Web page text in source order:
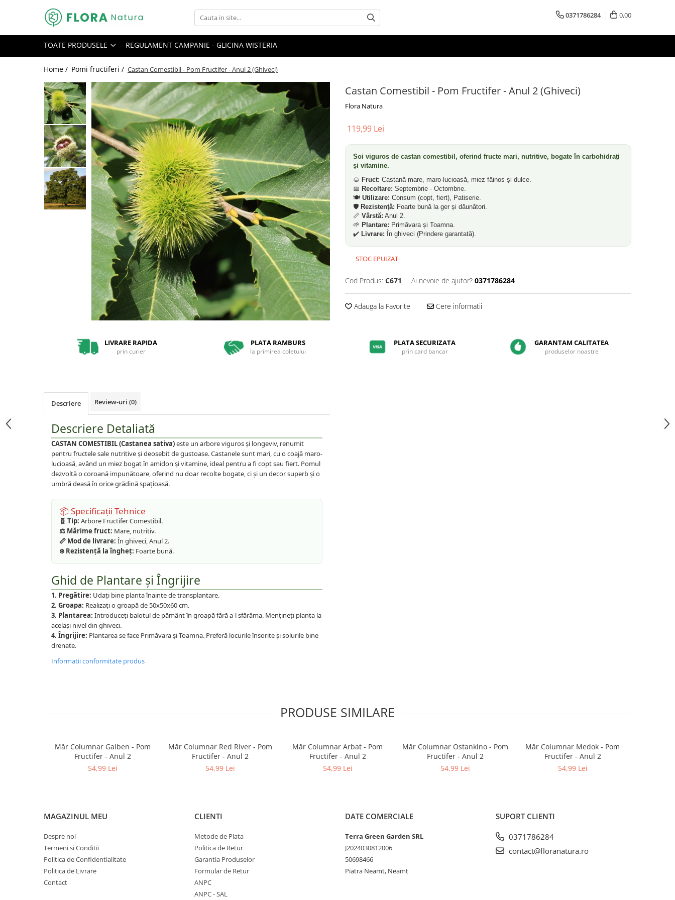
Bulbi de Narcise
Magnolii
Pachete Promotionale
Plante foioase
Plante ornamentale
Plante urcatoare
Trandafiri copac
Trandafiri pomisor plangator
Trandafiri urcatori
0371786284 0,00
TOATE PRODUSELE REGULAMENT CAMPANIE - GLICINA WISTERIA
Home / Pomi fructiferi / Castan Comestibil - Pom Fructifer - Anul 2 (Ghiveci)
Castan Comestibil - Pom Fructifer - Anul 2 (Ghiveci)
Flora Natura
119,99 Lei
Soi viguros de castan comestibil, oferind fructe mari, nutritive, bogate în carbohidrați
și vitamine.
🌰 Fruct: Castană mare, maro-lucioasă, miez făinos și dulce.
📅 Recoltare: Septembrie - Octombrie.
🍽️ Utilizare: Consum (copt, fiert), Patiserie.
🛡️ Rezistență: Foarte bună la ger și dăunători.
📏 Vârstă: Anul 2.
🌱 Plantare: Primăvara și Toamna.
✔️ Livrare: În ghiveci (Prindere garantată).
STOC EPUIZAT
Cod Produs: C671 Ai nevoie de ajutor? 0371786284
Adauga la Favorite Cere informatii
LIVRARE RAPIDA
prin curier
PLATA RAMBURS
la primirea coletului
PLATA SECURIZATA
prin card bancar
GARANTAM CALITATEA
produselor noastre
Descriere Review-uri (0)
Descriere Detaliată
CASTAN COMESTIBIL (Castanea sativa)este un arbore viguros și longeviv, renumit
pentru fructele sale nutritive și deosebit de gustoase. Castanele sunt mari, cu o coajă maro-
lucioasă, având un miez bogat în amidon și vitamine, ideal pentru a fi copt sau fiert. Pomul
dezvoltă o coroană impunătoare, oferind nu doar recolte bogate, ci și un decor superb și o
umbră deasă în orice grădină spațioasă.
📦 Specificații Tehnice
🧬 Tip: Arbore Fructifer Comestibil.
⚖️ Mărime fruct: Mare, nutritiv.
📏 Mod de livrare: În ghiveci, Anul 2.
❄️ Rezistență la îngheț: Foarte bună.
Ghid de Plantare și Îngrijire
1. Pregătire: Udați bine planta înainte de transplantare.
2. Groapa: Realizați o groapă de 50x50x60 cm.
3. Plantarea: Introduceți balotul de pământ în groapă fără a-l sfărâma. Mențineți planta la
același nivel din ghiveci.
4. Îngrijire: Plantarea se face Primăvara și Toamna. Preferă locurile însorite și solurile bine
drenate.
Informatii conformitate produs
PRODUSE SIMILARE
Măr Columnar Galben - Pom
Fructifer - Anul 2
54,99 Lei
Măr Columnar Red River - Pom
Fructifer - Anul 2
54,99 Lei
Măr Columnar Arbat - Pom
Fructifer - Anul 2
54,99 Lei
Măr Columnar Ostankino - Pom
Fructifer - Anul 2
54,99 Lei
Măr Columnar Medok - Pom
Fructifer - Anul 2
54,99 Lei
MAGAZINUL MEU
Despre noi
Termeni si Conditii
Politica de Confidentialitate
Politica de Livrare
Contact
CLIENTI
Metode de Plata
Politica de Retur
Garantia Produselor
Formular de Retur
ANPC
ANPC - SAL
DATE COMERCIALE
Terra Green Garden SRL
J2024030812006
50698466
Piatra Neamt, Neamt
SUPORT CLIENTI
0371786284
contact@floranatura.ro